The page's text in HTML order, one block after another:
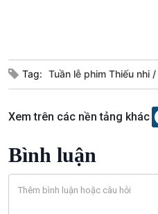
Tag: Tuần lễ phim Thiếu nhi
Xem trên các nền tảng khác
Bình luận